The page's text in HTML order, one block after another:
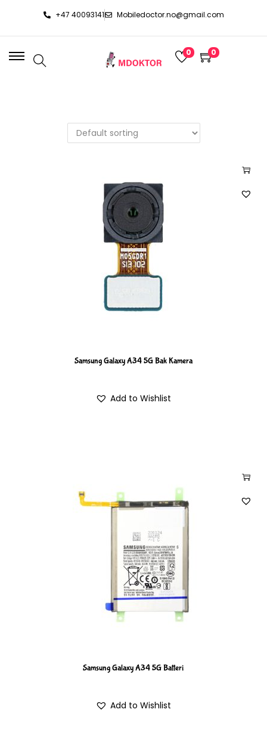
+47 40093141 Mobiledoctor.no@gmail.com
0 0
Samsung Galaxy A34 5G Bak Kamera
Add to Wishlist
Samsung Galaxy A34 5G Batteri
Add to Wishlist